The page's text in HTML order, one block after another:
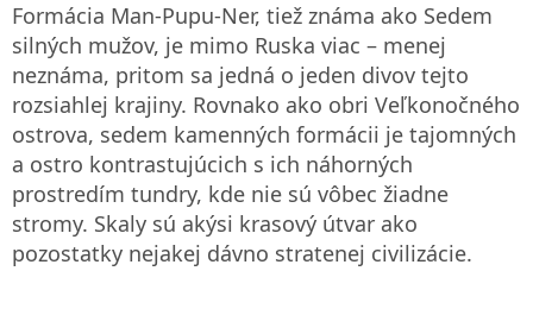
Formácia Man-Pupu-Ner, tiež známa ako Sedem
silných mužov, je mimo Ruska viac – menej
neznáma, pritom sa jedná o jeden divov tejto
rozsiahlej krajiny. Rovnako ako obri Veľkonočného
ostrova, sedem kamenných formácii je tajomných
a ostro kontrastujúcich s ich náhorných
prostredím tundry, kde nie sú vôbec žiadne
stromy. Skaly sú akýsi krasový útvar ako
pozostatky nejakej dávno stratenej civilizácie.